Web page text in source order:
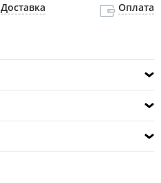
Доставка Оплата